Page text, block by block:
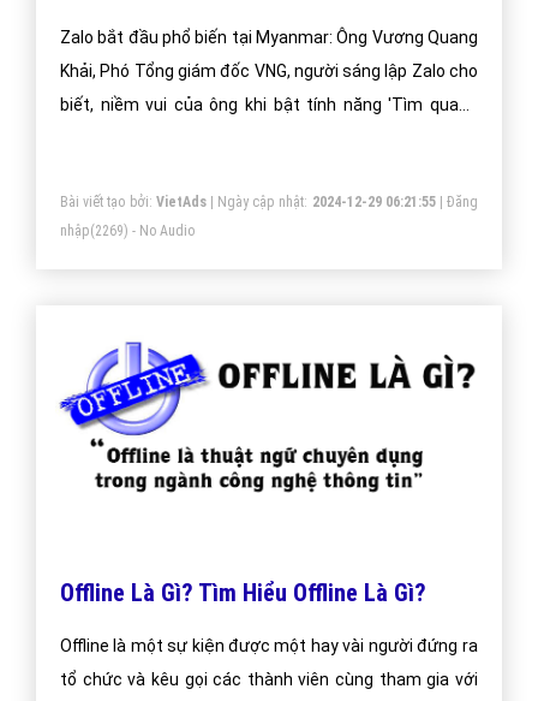
Zalo bắt đầu phổ biến tại Myanmar: Ông Vương Quang
Khải, Phó Tổng giám đốc VNG, người sáng lập Zalo cho
biết, niềm vui của ông khi bật tính năng 'Tìm quanh
Phó tổng giám đốc VNG, người sáng lập Zalo, tuyên bố
dịch vụ nhắn tin tức thời này có 2 triệu người dùng tại
đây.
Bài viết tạo bởi: VietAds| Ngày cập nhật: 2024-12-29 06:21:55|Đăng
nhập(2269) - No Audio
Offline Là Gì? Tìm Hiểu Offline Là Gì?
Offline là một sự kiện được một hay vài người đứng ra
tổ chức và kêu gọi các thành viên cùng tham gia với